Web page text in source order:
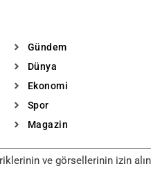
Gündem
Dünya
Ekonomi
Spor
Magazin
ve görsellerinin izin